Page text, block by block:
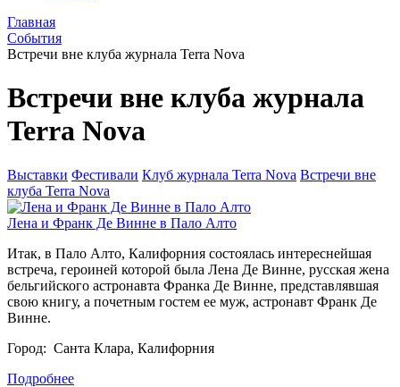
Главная
События
Встречи вне клуба журнала Terra Nova
Встречи вне клуба журнала
Terra Nova
Выставки Фестивали Клуб журнала Terra Nova Встречи вне
клуба Terra Nova
Лена и Франк Де Винне в Пало Алто
Итак, в Пало Алто, Калифорния состоялась интереснейшая
встреча, героиней которой была Лена Де Винне, русская жена
бельгийского астронавта Франка Де Винне, представлявшая
свою книгу, а почетным гостем ее муж, астронавт Франк Де
Винне.
Город: Санта Клара, Калифорния
Подробнее